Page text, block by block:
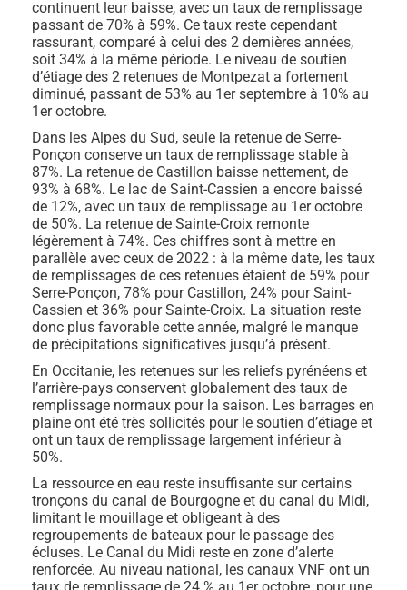
continuent leur baisse, avec un taux de remplissage
passant de 70% à 59%. Ce taux reste cependant
rassurant, comparé à celui des 2 dernières années,
soit 34% à la même période. Le niveau de soutien
d’étiage des 2 retenues de Montpezat a fortement
diminué, passant de 53% au 1er septembre à 10% au
1er octobre.
Dans les Alpes du Sud, seule la retenue de Serre-
Ponçon conserve un taux de remplissage stable à
87%. La retenue de Castillon baisse nettement, de
93% à 68%. Le lac de Saint-Cassien a encore baissé
de 12%, avec un taux de remplissage au 1er octobre
de 50%. La retenue de Sainte-Croix remonte
légèrement à 74%. Ces chiffres sont à mettre en
parallèle avec ceux de 2022 : à la même date, les taux
de remplissages de ces retenues étaient de 59% pour
Serre-Ponçon, 78% pour Castillon, 24% pour Saint-
Cassien et 36% pour Sainte-Croix. La situation reste
donc plus favorable cette année, malgré le manque
de précipitations significatives jusqu’à présent.
En Occitanie, les retenues sur les reliefs pyrénéens et
l’arrière-pays conservent globalement des taux de
remplissage normaux pour la saison. Les barrages en
plaine ont été très sollicités pour le soutien d’étiage et
ont un taux de remplissage largement inférieur à
50%.
La ressource en eau reste insuffisante sur certains
tronçons du canal de Bourgogne et du canal du Midi,
limitant le mouillage et obligeant à des
regroupements de bateaux pour le passage des
écluses. Le Canal du Midi reste en zone d’alerte
renforcée. Au niveau national, les canaux VNF ont un